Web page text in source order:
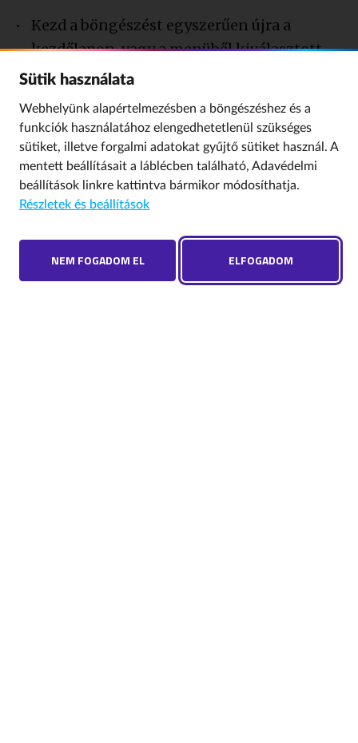
Kezd a böngészést egyszerűen újra a
kezdőlapon, vagy a menüből kiválasztott
bármelyik aloldalon.
Ha egyik lehetőség sem oldja meg a
problémát kérünk, írj róla két sort az
info@nmhh.hucímre, hogy utána járhassunk.
Köszönjük!
Sütik használata
Webhelyünk alapértelmezésben a böngészéshez és a
funkciók használatához elengedhetetlenül szükséges
sütiket, illetve forgalmi adatokat gyűjtő sütiket használ. A
mentett beállításait a láblécben található, Adavédelmi
beállítások linkre kattintva bármikor módosíthatja.
Részletek és beállítások
NEM FOGADOM EL ELFOGADOM